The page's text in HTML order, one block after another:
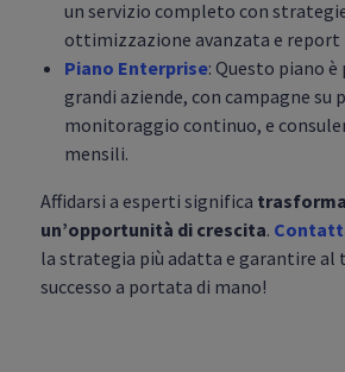
un servizio completo con
ottimizzazione avanzata e report
Piano Enterprise: Questo piano
grandi aziende, con campagne
monitoraggio continuo, e
mensili.
Affidarsi a esperti significa
un’opportunità di crescita.
la strategia più adatta e garantire al
successo a portata di mano!